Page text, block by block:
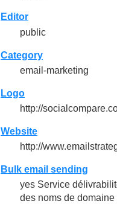
Editor
public
Category
email-marketing
Logo
http://
Website
http://
Bulk email sending
yes Service
des noms de